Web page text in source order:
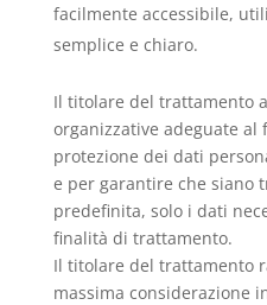
facilmente accessibile,
semplice e chiaro.
Il titolare del trattamento
organizzative adeguate al
protezione dei dati
e per garantire che siano
predefinita, solo i dati
finalità di trattamento.
Il titolare del trattamento
massima considerazione